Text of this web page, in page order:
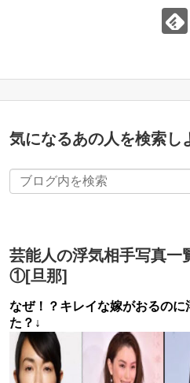
気になるあの人を検索し
芸能人の浮気相手写真一
①[旦那]
なぜ！？キレイな嫁がおるのに
た？↓